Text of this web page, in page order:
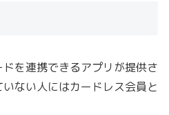
を連携できるアプリが提供さ
ない人にはカードレス会員と